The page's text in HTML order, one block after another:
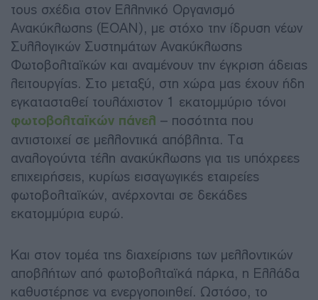
τους σχέδια στον Ελληνικό Οργανισμό
Ανακύκλωσης (ΕΟΑΝ), με στόχο την ίδρυση νέων
Συλλογικών Συστημάτων Ανακύκλωσης
Φωτοβολταϊκών και αναμένουν την έγκριση άδειας
λειτουργίας. Στο μεταξύ, στη χώρα μας έχουν ήδη
εγκατασταθεί τουλάχιστον 1 εκατομμύριο τόνοι
φωτοβολταϊκών πάνελ – ποσότητα που
αντιστοιχεί σε μελλοντικά απόβλητα. Τα
αναλογούντα τέλη ανακύκλωσης για τις υπόχρεες
επιχειρήσεις, κυρίως εισαγωγικές εταιρείες
φωτοβολταϊκών, ανέρχονται σε δεκάδες
εκατομμύρια ευρώ.
Και στον τομέα της διαχείρισης των μελλοντικών
αποβλήτων από φωτοβολταϊκά πάρκα, η Ελλάδα
καθυστέρησε να ενεργοποιηθεί. Ωστόσο, το